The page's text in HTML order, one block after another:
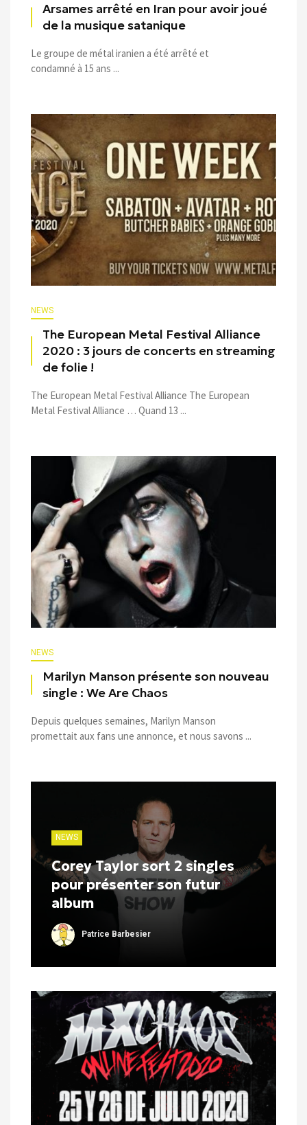
Arsames arrêté en Iran pour avoir joué
de la musique satanique
Le groupe de métal iranien a été arrêté et
condamné à 15 ans ...
NEWS
The European Metal Festival Alliance
2020 : 3 jours de concerts en streaming
de folie !
The European Metal Festival Alliance The European
Metal Festival Alliance … Quand 13 ...
NEWS
Marilyn Manson présente son nouveau
single : We Are Chaos
Depuis quelques semaines, Marilyn Manson
promettait aux fans une annonce, et nous savons ...
NEWS
Corey Taylor sort 2 singles
pour présenter son futur
album
Patrice Barbesier